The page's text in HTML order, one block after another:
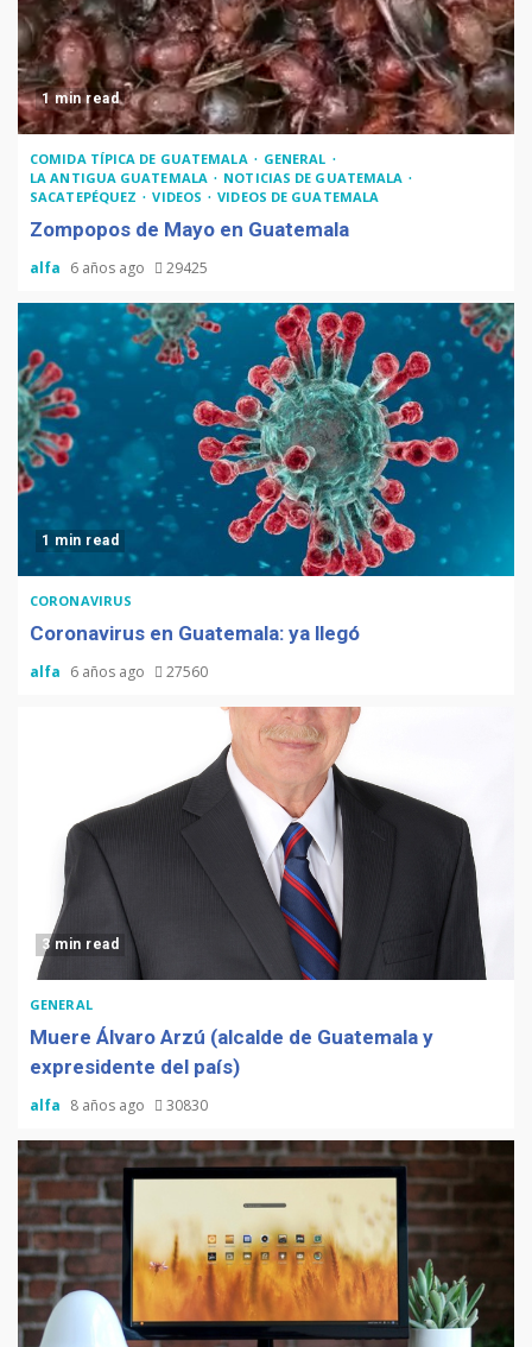
1 min read
COMIDA TÍPICA DE GUATEMALA
GENERAL
LA ANTIGUA GUATEMALA
NOTICIAS DE GUATEMALA
SACATEPÉQUEZ
VIDEOS VIDEOS DE GUATEMALA
Zompopos de Mayo en Guatemala
alfa 6 años ago 29425
1 min read
CORONAVIRUS
Coronavirus en Guatemala: ya llegó
alfa 6 años ago 27560
3 min read
GENERAL
Muere Álvaro Arzú (alcalde de Guatemala y
expresidente del país)
alfa 8 años ago 30830